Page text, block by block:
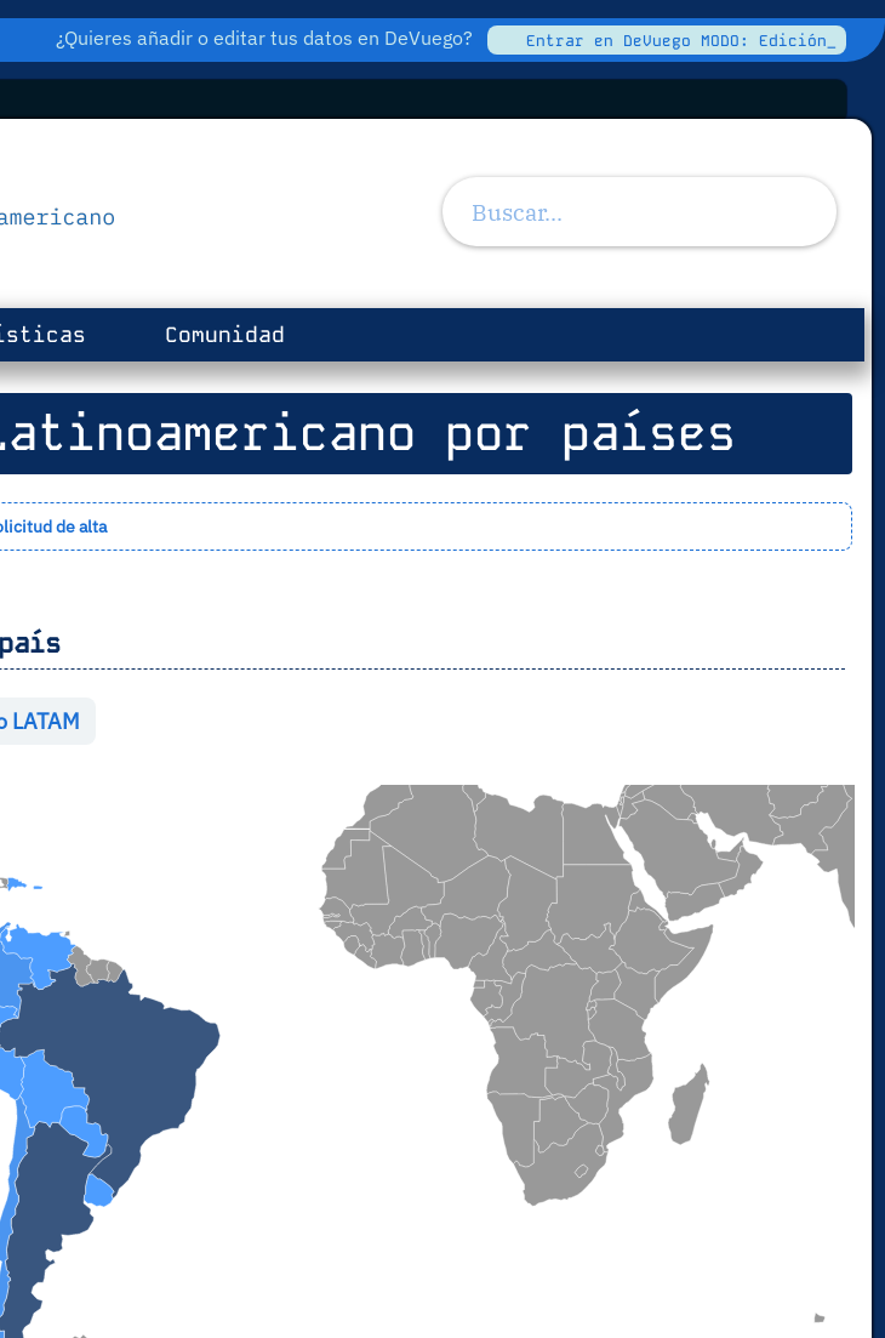
¿Quieres añadir o editar tus datos en DeVuego? Entrar en DeVuego MODO: Edición_
Comunidad
por países
de alta
LATAM